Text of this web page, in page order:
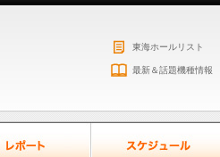
東海ホールリスト
最新＆話題機種情報